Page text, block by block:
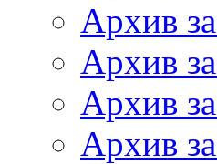
Архив
Архив
Архив
Архив